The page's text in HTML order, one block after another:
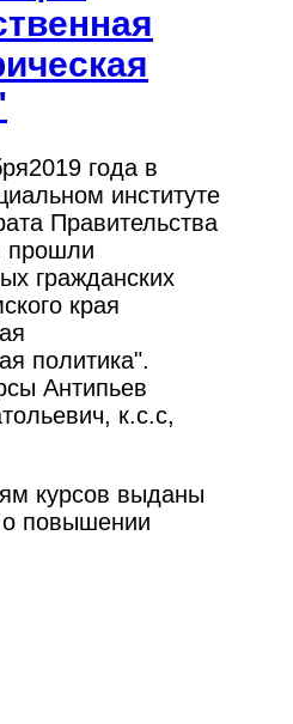
года в
институте
Правительства
прошли
гражданских
края
политика".
Антипьев
к.с.с,
курсов выданы
о повышении